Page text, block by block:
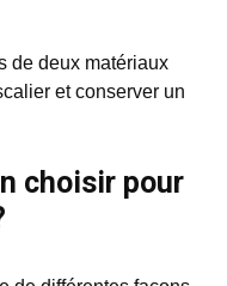
de deux matériaux
et conserver un
choisir pour